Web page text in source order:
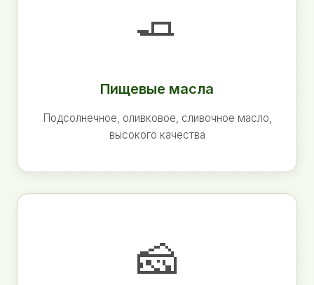
🧈
Пищевые масла
Подсолнечное, оливковое, сливочное масло,
высокого качества
🧀